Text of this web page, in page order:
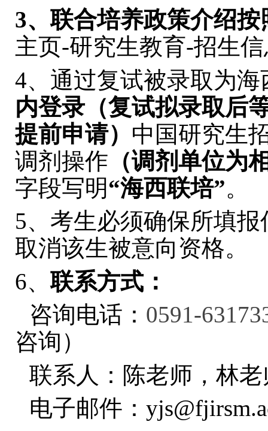
3、联合培养政策介绍
主页-研究生教育-招生
4、通过复试被录取为
内登录（复试拟录取后
提前申请） 中国研究生
调剂操作 （调剂单位为
字段写明“海西联培”。
5、考生必须确保所填
取消该生被意向资格。
6、联系方式：
咨询电话： 0591-
咨询）
联系人：陈老师，林老
电子邮件：